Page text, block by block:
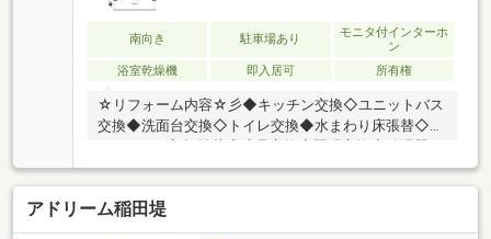
ー』がお客様の老後も見据えたライフプランを無料作
成。お気軽にご相談下さい！☆物件のお問合せは
南向き 駐車場あり
モニタ付インターホ
ン
浴室乾燥機
即入居可 所有権
☆リフォーム内容☆彡◆キッチン交換◇ユニットバス
交換◆洗面台交換◇トイレ交換◆水まわり床張替◇フ
（追い焚き機能付き）交換◇下足箱交換◆全室クロス
交換（アクセントクロスあり）◇ハウスクリーニング
実施【３６５日 年中無休】原則即日ご対応(夜間除
く)。他に無い対応力でお客様の見たい知りたいを叶え
アドリーム稲田堤